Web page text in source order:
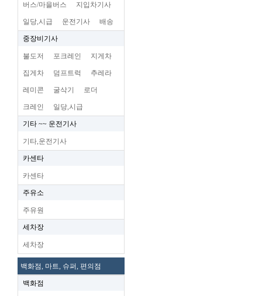
버스/마을버스 지입차기사
일당,시급 운전기사 배송
중장비기사
불도저 포크레인 지게차
집게차 덤프트럭 추레라
레미콘 굴삭기 로더
크레인 일당,시급
기타 ~~ 운전기사
기타,운전기사
카센타
카센타
주유소
주유원
세차장
세차장
백화점, 마트, 슈퍼, 편의점
백화점